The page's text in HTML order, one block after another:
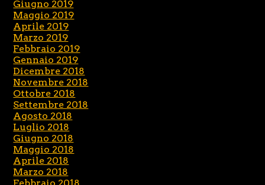
Giugno 2019
Maggio 2019
Aprile 2019
Marzo 2019
Febbraio 2019
Gennaio 2019
Dicembre 2018
Novembre 2018
Ottobre 2018
Settembre 2018
Agosto 2018
Luglio 2018
Giugno 2018
Maggio 2018
Aprile 2018
Marzo 2018